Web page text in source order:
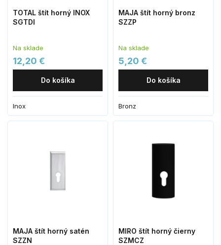
TOTAL štít horný INOX
SGTDI
Na sklade
12,20 €
Do košíka
Inox
MAJA štít horný bronz
SZZP
Na sklade
5,20 €
Do košíka
Bronz
MAJA štít horný satén
SZZN
MIRO štít horný čierny
SZMCZ